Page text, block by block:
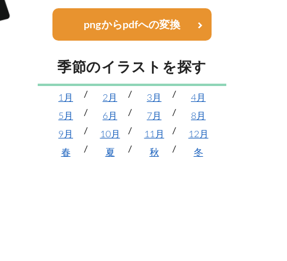
pngからpdfへの変換
季節のイラストを探す
1月 2月 3月
4月
5月
6月 7月
8月
9月
10月 11月
12月
春
夏 秋 冬